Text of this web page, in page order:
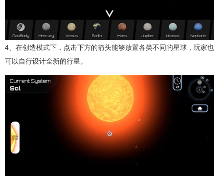
4、在创造模式下，点击下方的箭头能够放置各类不同的星球，玩家也
可以自行设计全新的行星。